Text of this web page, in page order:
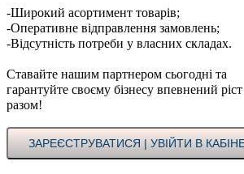
-Широкий асортимент товарів;
-Оперативне відправлення замовлень;
-Відсутність потреби у власних складах.
Ставайте нашим партнером сьогодні та
гарантуйте своєму бізнесу впевнений ріст
разом!
ЗАРЕЄСТРУВАТИСЯ | УВІЙТИ В